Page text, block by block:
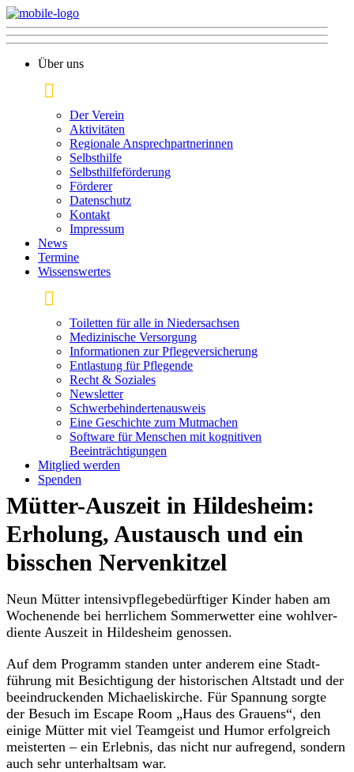
Über uns
Der Verein
Aktivitäten
Regionale Ansprechpartnerinnen
Selbsthilfe
Selbsthilfeförderung
Förderer
Datenschutz
Kontakt
Impressum
News
Termine
Wissenswertes
Toiletten für alle in Niedersachsen
Medizinische Versorgung
Informationen zur Pflege­versicherung
Entlastung für Pflegende
Recht & Soziales
Newsletter
Schwerbehindertenausweis
Eine Geschichte zum Mutmachen
Software für Menschen mit kognitiven
Beeinträchtigungen
Mitglied werden
Spenden
Mütter-Auszeit in Hildesheim:
Erholung, Austausch und ein
bisschen Nervenkitzel
Neun Mütter inten­siv­pfle­ge­be­dürf­tiger Kinder haben am
Wochenende bei herrlichem Sommer­wetter eine wohlver­
diente Auszeit in Hildesheim genossen.
Auf dem Programm standen unter anderem eine Stadt­
führung mit Besich­tigung der histo­ri­schen Altstadt und der
beein­dru­ckenden Michae­lis­kirche. Für Spannung sorgte
der Besuch im Escape Room „Haus des Grauens“, den
einige Mütter mit viel Teamgeist und Humor erfolg­reich
meisterten – ein Erlebnis, das nicht nur aufregend, sondern
auch sehr unter­haltsam war.